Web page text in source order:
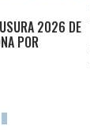
2026 DE
POR